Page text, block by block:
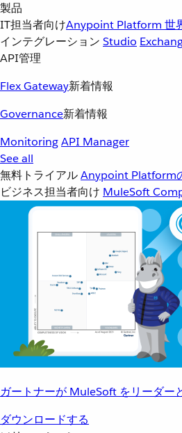
製品
IT担当者向けAnypoint Platform 世
インテグレーション Studio
API管理
Flex Gateway新着情報
Governance新着情報
MonitoringAPI Manager
See all
無料トライアルAnypoint Platform
ビジネス担当者向け MuleSoft
ガートナーが MuleSoft をリーダー
ダウンロードする